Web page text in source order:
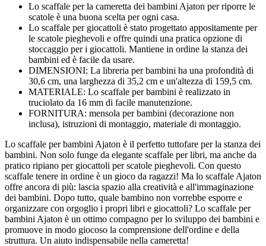
Lo scaffale per la cameretta dei bambini Ajaton per riporre le
scatole è una buona scelta per ogni casa.
Lo scaffale per giocattoli è stato progettato appositamente per
le scatole pieghevoli e offre quindi una pratica opzione di
stoccaggio per i giocattoli. Mantiene in ordine la stanza dei
bambini ed è facile da usare.
DIMENSIONI: La libreria per bambini ha una profondità di
30,6 cm, una larghezza di 35,2 cm e un'altezza di 159,5 cm.
MATERIALE: Lo scaffale per bambini è realizzato in
truciolato da 16 mm di facile manutenzione.
FORNITURA: mensola per bambini (decorazione non
inclusa), istruzioni di montaggio, materiale di montaggio.
Lo scaffale per bambini Ajaton è il perfetto tuttofare per la stanza dei
bambini. Non solo funge da elegante scaffale per libri, ma anche da
pratico ripiano per giocattoli per scatole pieghevoli. Con questo
scaffale tenere in ordine è un gioco da ragazzi! Ma lo scaffale Ajaton
offre ancora di più: lascia spazio alla creatività e all'immaginazione
dei bambini. Dopo tutto, quale bambino non vorrebbe esporre e
organizzare con orgoglio i propri libri e giocattoli? Lo scaffale per
bambini Ajaton è un ottimo compagno per lo sviluppo dei bambini e
promuove in modo giocoso la comprensione dell'ordine e della
struttura. Un aiuto indispensabile nella cameretta!